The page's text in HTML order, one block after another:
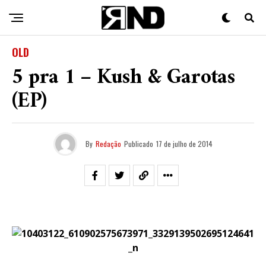
OLD
5 pra 1 – Kush & Garotas
(EP)
By Redação Publicado 17 de julho de 2014